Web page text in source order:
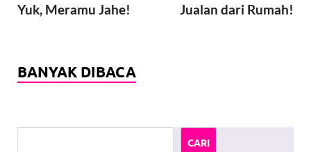
Yuk, Meramu Jahe!
Jualan dari Rumah!
BANYAK DIBACA
CARI